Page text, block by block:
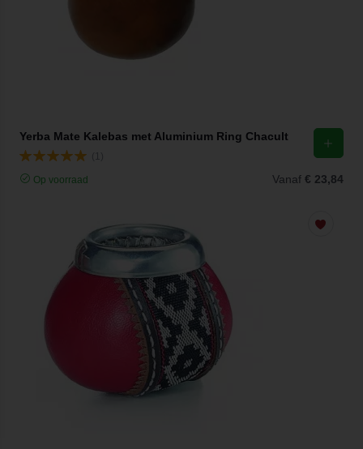
Yerba Mate Kalebas met Aluminium Ring Chacult
Op voorraad Vanaf € 23,84